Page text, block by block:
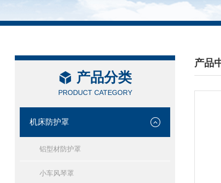
产品分类
PRODUCT CATEGORY
机床防护罩
铝型材防护罩
小车风琴罩
产品
/